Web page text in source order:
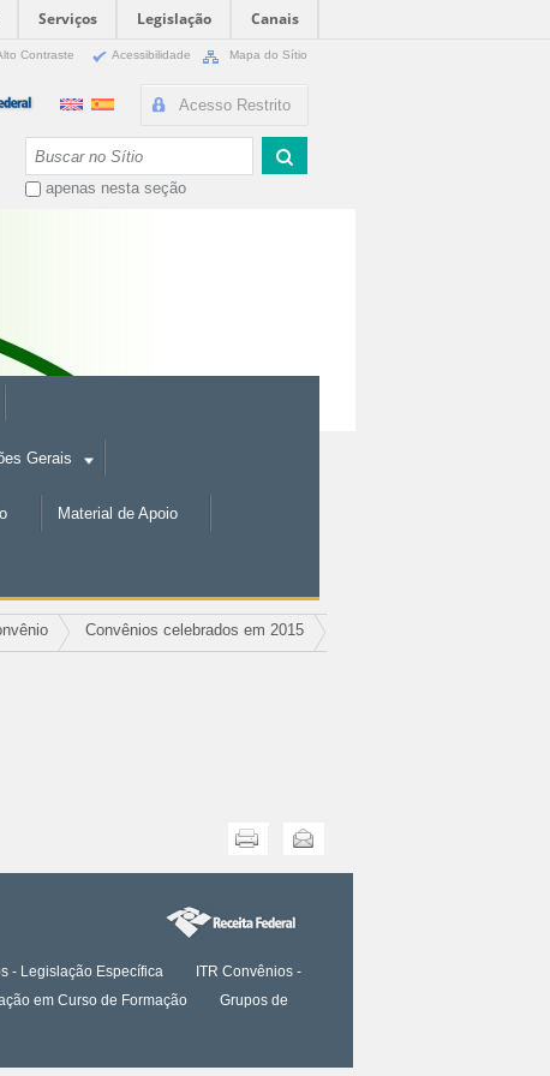
Serviços Legislação
Canais
Contraste Acessibilidade Mapa do Sítio
Acesso Restrito
apenas nesta seção
Gerais
Material de Apoio
Convênios celebrados em 2015
Enviar
- Legislação Específica
ITR Convênios -
em Curso de Formação
Grupos de